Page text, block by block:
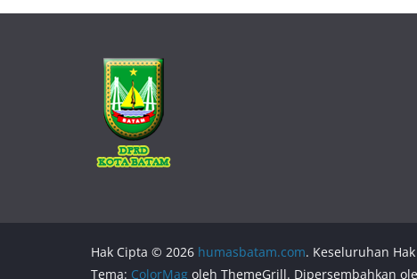
Hak Cipta © 2026 humasbatam.com. Keseluruhan
Tema: ColorMag oleh ThemeGrill. Dipersembahkan